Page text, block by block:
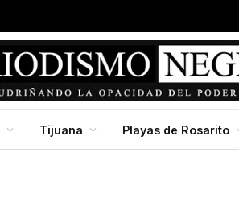
Tijuana Playas de Rosarito